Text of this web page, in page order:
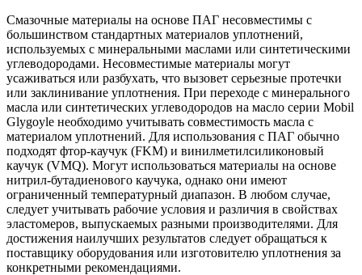
Смазочные материалы на основе ПАГ несовместимы с
большинством стандартных материалов уплотнений,
используемых с минеральными маслами или синтетическими
углеводородами. Несовместимые материалы могут
усаживаться или разбухать, что вызовет серьезные протечки
или заклинивание уплотнения. При переходе с минерального
масла или синтетических углеводородов на масло серии Mobil
Glygoyle необходимо учитывать совместимость масла с
материалом уплотнений. Для использования с ПАГ обычно
подходят фтор-каучук (FKM) и винилметилсиликоновый
каучук (VMQ). Могут использоваться материалы на основе
нитрил-бутадиенового каучука, однако они имеют
ограниченный температурный диапазон. В любом случае,
следует учитывать рабочие условия и различия в свойствах
эластомеров, выпускаемых разными производителями. Для
достижения наилучших результатов следует обращаться к
поставщику оборудования или изготовителю уплотнения за
конкретными рекомендациями.